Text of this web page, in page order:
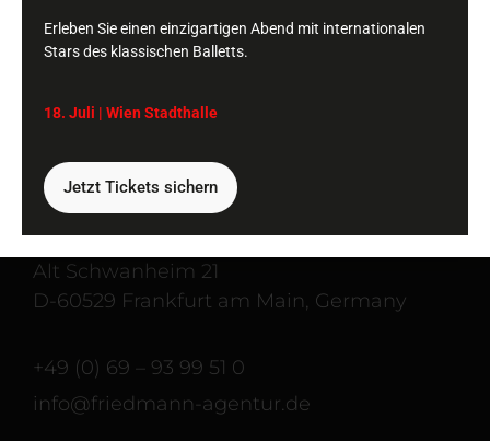
Momente und faszinierende Shows.
Office
Alt Schwanheim 21
D-60529 Frankfurt am Main, Germany
+49 (0) 69 – 93 99 51 0
info@friedmann-agentur.de
Erleben Sie einen einzigartigen Abend mit internationalen
Stars des klassischen Balletts.
18. Juli | Wien Stadthalle
Jetzt Tickets sichern